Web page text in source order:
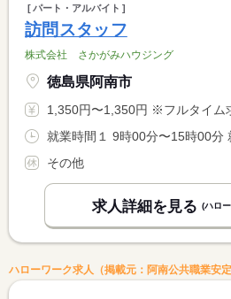
パート・アルバイト
訪問スタッフ
株式会社 さかがみハウジング
徳島県阿南市
1,350円〜1,350円 ※フルタイム求人の場合は月額（換算額）、
その他
求人詳細を見る (ハロ
ハローワーク求人（掲載元：阿南公共職業安定